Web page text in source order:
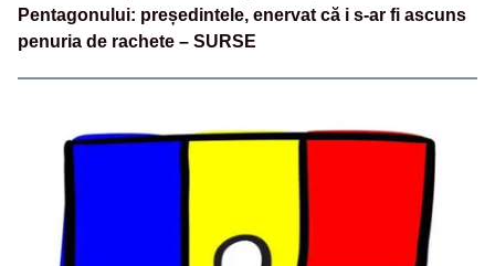
Pentagonului: președintele, enervat că i s-ar fi ascuns
penuria de rachete – SURSE